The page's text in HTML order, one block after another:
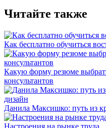
Читайте также
Как бесплатно обучиться
Какую форму резюме
консультантов
Данила Максишко: путь из
Настроения на рынке труда